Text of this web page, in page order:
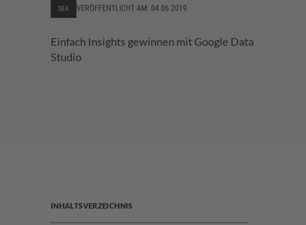
SEA VERÖFFENTLICHT AM: 04.06.2019
Einfach Insights gewinnen mit Google Data
Studio
INHALTSVERZEICHNIS